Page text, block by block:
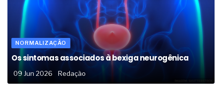
NORMALIZAÇÃO
Os sintomas associados à bexiga neurogênica
09 Jun 2026 Redação